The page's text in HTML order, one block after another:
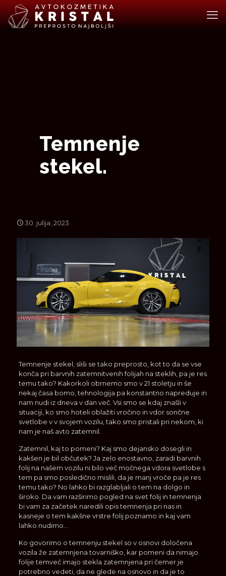
Temnenje
stekel.
30. julija, 2023
Temnenje stekel, sliši se tako preprosto, kot to da se vse
konča pri barvnih zatemnitvenih folijah na steklih, pa je res
temu tako? Kakorkoli obrnemo smo v 21 stoletju in še
nekaj časa bomo, tehnologija pa konstantno napreduje in
nam nudi iz dneva v dan več. Vsi smo se kdaj znašli v
situaciji, ko smo hoteli oblažiti vročino in vdor sončne
svetlobe v v svojem vozilu, tako smo pristali pri nekom, ki
nam je naš avto zatemnil.
Zatemnil, kaj to pomeni? Kaj smo dejansko dosegli in
kakšen je bil občutek? Ja zelo enostavno, zaradi barvnih
folij na našem vozilu ni bilo več močnega vdora svetlobe s
tem pa smo posledično mislili, da je manj vroče pa je res
temu tako? No lahko bi razglabljali o tem na dolgo in
široko. Da vam razširimo pogled na svet folij in temnenja
bi vam za začetek naredili opis temnenja pri nas in
kasneje o tem kakšne vrstre folij poznamo in kaj vam
lahko nudimo…
Ko govorimo o temnenju stekel so v osnovi določena
vozila že zatemnjena tovarniško, kar pomeni da nimajo
folije temveč imajo stekla zatemnjena pri čemer je
potrebno vedeti, da ne glede na osnovo in da je to